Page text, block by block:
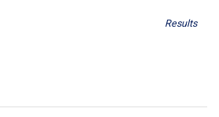
Results